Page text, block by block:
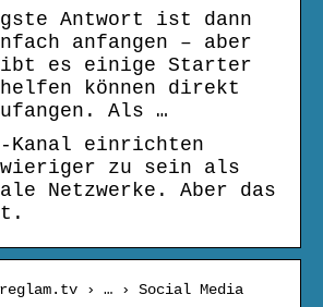
Antwort ist dann
anfangen – aber
es einige Starter
können direkt
Als …
Kanal einrichten
zu sein als
Netzwerke. Aber das
› … › Social Media